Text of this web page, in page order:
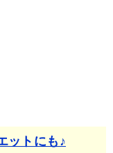
ットにも♪